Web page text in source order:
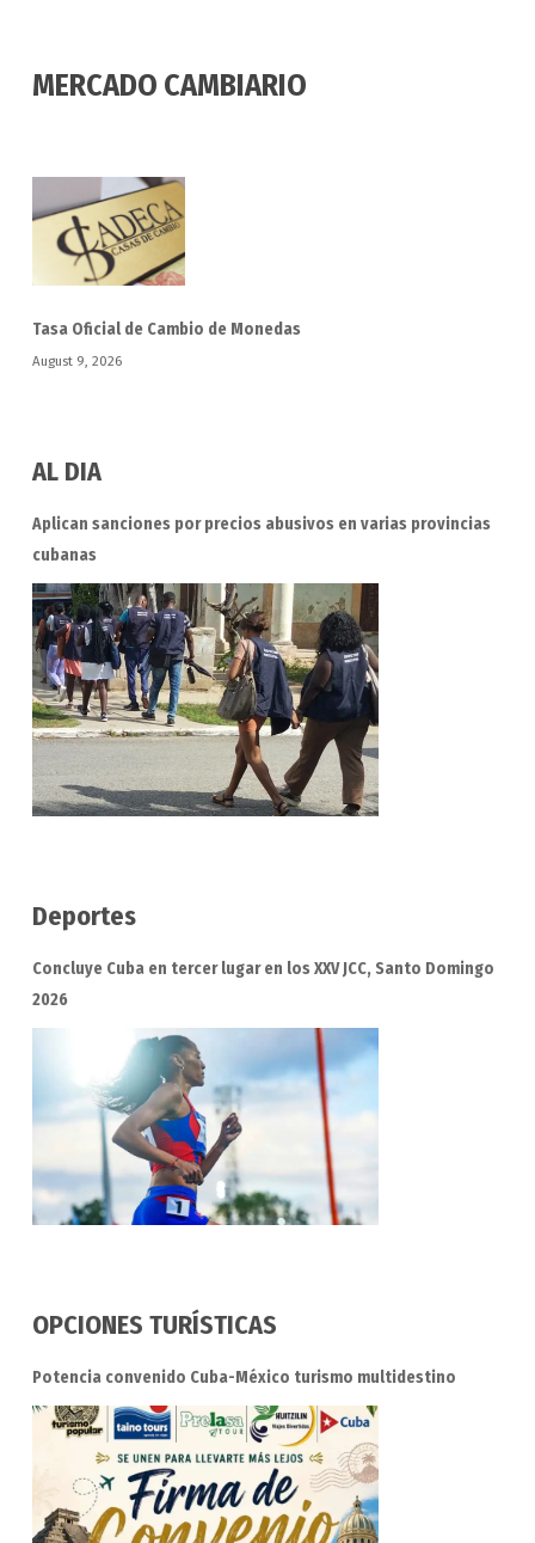
MERCADO CAMBIARIO
Tasa Oficial de Cambio de Monedas
August 9, 2026
AL DIA
Aplican sanciones por precios abusivos en varias provincias
cubanas
Deportes
Concluye Cuba en tercer lugar en los XXV JCC, Santo Domingo
2026
OPCIONES TURÍSTICAS
Potencia convenido Cuba-México turismo multidestino